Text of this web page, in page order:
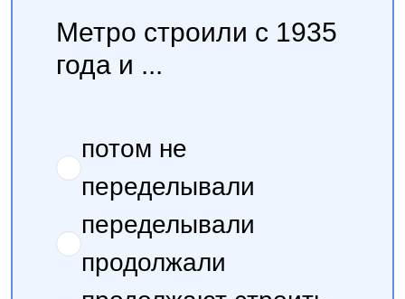
Метро строили с 1935
года и ...
потом не
переделывали
переделывали
продолжали